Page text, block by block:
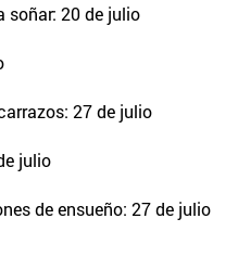
soñar: 20 de julio
27 de julio
julio
de ensueño: 27 de julio